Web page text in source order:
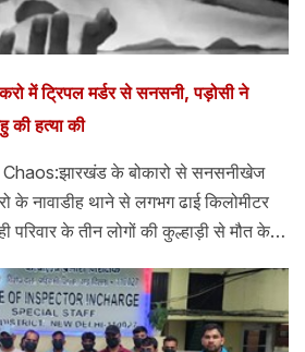
में ट्रिपल मर्डर से सनसनी, पड़ोसी ने
की हत्या की
के बोकारो से सनसनीखेज
के नावाडीह थाने से लगभग ढाई किलोमीटर
परिवार के तीन लोगों की कुल्हाड़ी से मौत के